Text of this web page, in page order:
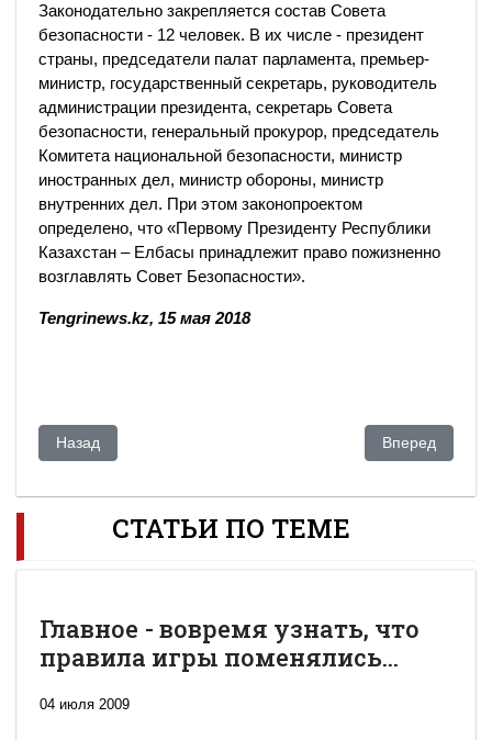
Законодательно закрепляется состав Совета
безопасности - 12 человек. В их числе - президент
страны, председатели палат парламента, премьер-
министр, государственный секретарь, руководитель
администрации президента, секретарь Совета
безопасности, генеральный прокурор, председатель
Комитета национальной безопасности, министр
иностранных дел, министр обороны, министр
внутренних дел. При этом законопроектом
определено, что «Первому Президенту Республики
Казахстан – Елбасы принадлежит право пожизненно
возглавлять Совет Безопасности».
Tengrinews.kz, 15 мая 2018
Предыдущий: Запрет использовать газеты с портретами
Назад Следующий:
Вперед
СТАТЬИ ПО ТЕМЕ
Главное - вовремя узнать, что
правила игры поменялись...
04 июля 2009